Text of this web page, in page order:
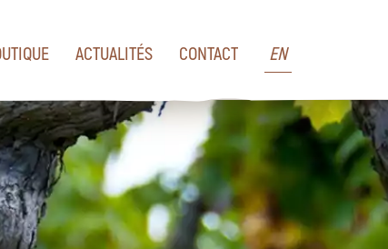
ACTUALITÉS CONTACT EN